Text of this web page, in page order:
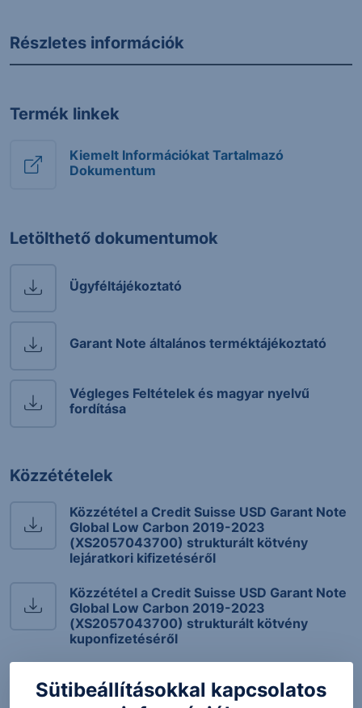
Részletes információk
Termék linkek
Kiemelt Információkat Tartalmazó
Dokumentum
Letölthető dokumentumok
Ügyféltájékoztató
Garant Note általános terméktájékoztató
Végleges Feltételek és magyar nyelvű
fordítása
Közzétételek
Közzététel a Credit Suisse USD Garant Note
Global Low Carbon 2019-2023
(XS2057043700) strukturált kötvény
lejáratkori kifizetéséről
Közzététel a Credit Suisse USD Garant Note
Global Low Carbon 2019-2023
(XS2057043700) strukturált kötvény
kuponfizetéséről
Global Low Carbon 2019-2023
(XS2057043700) strukturált kötvény
Sütibeállításokkal kapcsolatos